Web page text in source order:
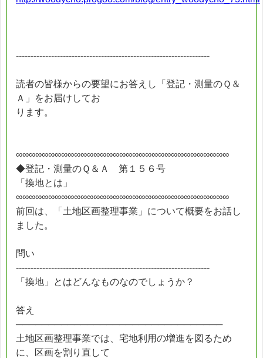
------------------------------------------------------------------
読者の皆様からの要望にお答えし「登記・測量のＱ＆
Ａ」をお届けしてお
ります。
∞∞∞∞∞∞∞∞∞∞∞∞∞∞∞∞∞∞∞∞∞∞∞∞∞∞∞∞∞∞∞∞∞
◆登記・測量のＱ＆Ａ 第１５６号
「換地とは」
∞∞∞∞∞∞∞∞∞∞∞∞∞∞∞∞∞∞∞∞∞∞∞∞∞∞∞∞∞∞∞∞∞
前回は、「土地区画整理事業」について概要をお話し
ました。
問い
------------------------------------------------------------------
「換地」とはどんなものなのでしょうか？
答え
────────────────────────────────
土地区画整理事業では、宅地利用の増進を図るため
に、区画を割り直して